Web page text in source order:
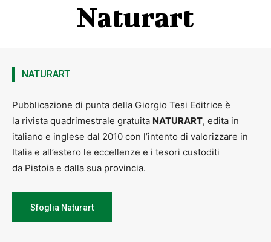
Naturart
NATURART
Pubblicazione di punta della Giorgio Tesi Editrice è
la rivista quadrimestrale gratuita NATURART, edita in
italiano e inglese dal 2010 con l’intento di valorizzare in
Italia e all’estero le eccellenze e i tesori custoditi
da Pistoia e dalla sua provincia.
Sfoglia Naturart